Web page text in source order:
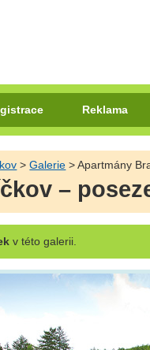
Reklama
>Galerie > Apartmány
–
v této galerii.